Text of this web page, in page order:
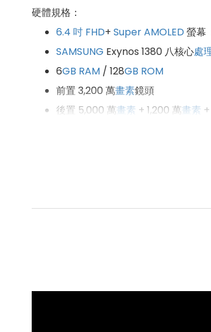
硬體規格：
6.4 吋 FHD+ Super AMOLED 螢幕
SAMSUNG Exynos 1380 八核心處
6GB RAM / 128GB ROM
前置 3,200 萬畫素鏡頭
後置 5,000 萬畫素 + 1,200 萬畫素
IP67防塵防水